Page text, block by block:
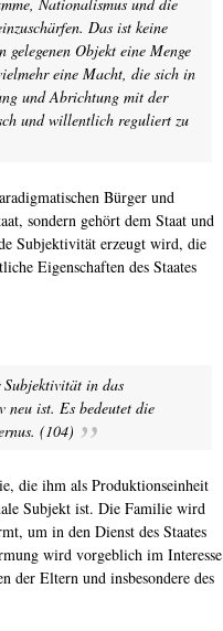
Das ist keine
Objekt eine Menge
eine Macht, die sich in
und Abrichtung mit der
und willentlich reguliert zu
Bürger und
sondern gehört dem Staat und
Subjektivität erzeugt wird, die
Eigenschaften des Staates
in das
neu ist. Es bedeutet die
. (104)
die ihm als Produktionseinheit
Subjekt ist. Die Familie wird
um in den Dienst des Staates
wird vorgeblich im Interesse
der Eltern und insbesondere des